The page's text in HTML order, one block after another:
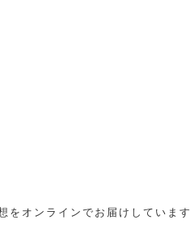
をオンラインでお届けしています